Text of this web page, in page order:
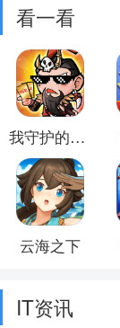
看一看
我守护的家园
云海之下
IT资讯